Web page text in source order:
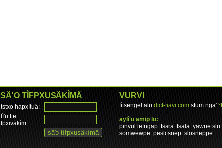
SÄ'O TÌFPXUSÄKÌMÄ
tstxo hapxìtuä:
lì'u fte
fpxiväkìm:
VURVI
fìtsengel alu dict-navi.com stum nga'
aylì'u amip lu:
pinvul lefngap tsara tsala yawne slu
somwewpe peslosnep slosneppe